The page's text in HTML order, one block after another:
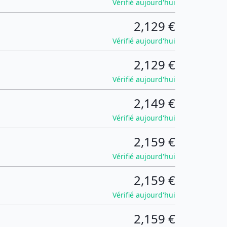
Vérifié aujourd'hui
2,129 €
Vérifié aujourd'hui
2,129 €
Vérifié aujourd'hui
2,149 €
Vérifié aujourd'hui
2,159 €
Vérifié aujourd'hui
2,159 €
Vérifié aujourd'hui
2,159 €